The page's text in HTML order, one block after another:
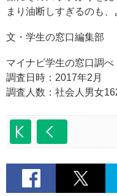
まり油断しすぎるのも、
文・学生の窓口編集部
マイナビ学生の窓口調べ
調査日時：2017年2月
調査人数：社会人男女